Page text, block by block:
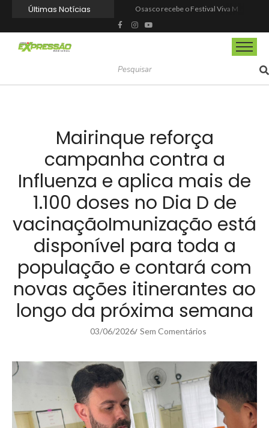
Últimas Notícias
Barueri entrega Espaço Motoboy em Aldeia da Serra com estrutura, segurança e dignidade aos profissionais
Prefeitura de Barueri dá posse a novos agentes comunitários de saúde
Barueri recebe este mês projeto que transforma cinema em ferramenta de educação ambiental
Mairinque reforça
campanha contra a
Influenza e aplica mais de
1.100 doses no Dia D de
vacinaçãoImunização está
disponível para toda a
população e contará com
novas ações itinerantes ao
longo da próxima semana
03/06/2026/ Sem Comentários